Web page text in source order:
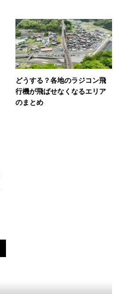
どうする？各地のラジコン飛
行機が飛ばせなくなるエリア
のまとめ